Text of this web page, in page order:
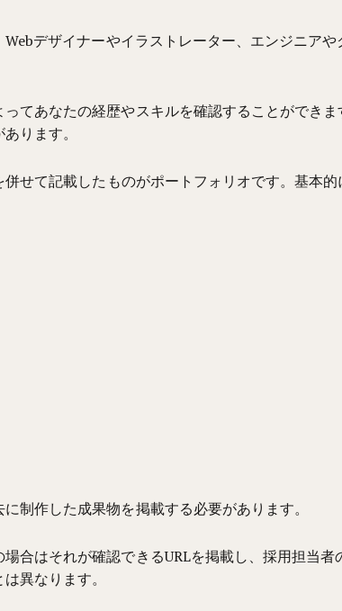
Webデザイナーやイラストレーター、エンジニア
てあなたの経歴やスキルを確認することができ
あります。
併せて記載したものがポートフォリオです。基本
制作した成果物を掲載する必要があります。
合はそれが確認できるURLを掲載し、採用担当
異なります。